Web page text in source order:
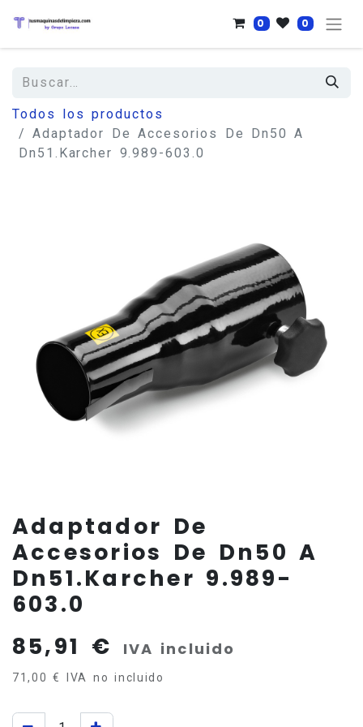
0 0
Todos los productos
Adaptador De Accesorios De Dn50 A
Dn51.Karcher 9.989-603.0
Adaptador De
Accesorios De Dn50 A
Dn51.Karcher 9.989-
603.0
85,91 € IVA incluido
71,00 € IVA no incluido